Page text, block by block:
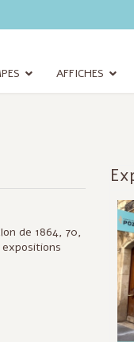
AFFICHES
de 1864, 70,